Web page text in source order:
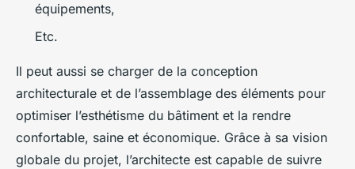
équipements,
Etc.
Il peut aussi se charger de la conception
architecturale et de l’assemblage des éléments pour
optimiser l’esthétisme du bâtiment et la rendre
confortable, saine et économique. Grâce à sa vision
globale du projet, l’architecte est capable de suivre